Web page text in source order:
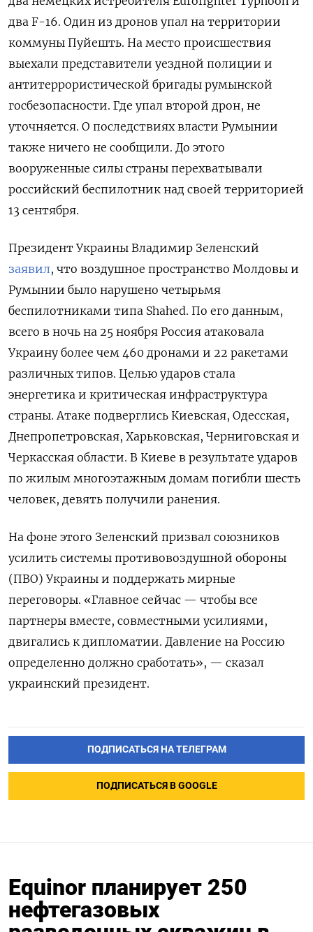
два F-16. Один из дронов упал на территории
коммуны Пуйешть. На место происшествия
выехали представители уездной полиции и
антитеррористической бригады румынской
госбезопасности. Где упал второй дрон, не
уточняется. О последствиях власти Румынии
также ничего не сообщили. До этого
вооруженные силы страны перехватывали
российский беспилотник над своей территорией
13 сентября.
Президент Украины Владимир Зеленский
заявил, что воздушное пространство Молдовы и
Румынии было нарушено четырьмя
беспилотниками типа Shahed. По его данным,
всего в ночь на 25 ноября Россия атаковала
Украину более чем 460 дронами и 22 ракетами
различных типов. Целью ударов стала
энергетика и критическая инфраструктура
страны. Атаке подверглись Киевская, Одесская,
Днепропетровская, Харьковская, Черниговская и
Черкасская области. В Киеве в результате ударов
по жилым многоэтажным домам погибли шесть
человек, девять получили ранения.
На фоне этого Зеленский призвал союзников
усилить системы противовоздушной обороны
(ПВО) Украины и поддержать мирные
переговоры. «Главное сейчас — чтобы все
партнеры вместе, совместными усилиями,
двигались к дипломатии. Давление на Россию
определенно должно сработать», — сказал
украинский президент.
ПОДПИСАТЬСЯ НА ТЕЛЕГРАМ
ПОДПИСАТЬСЯ В GOOGLE
Equinor планирует 250
нефтегазовых